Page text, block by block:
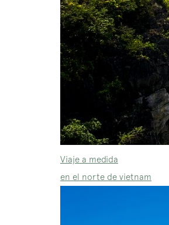
Viaje a medida
en el norte de vietnam